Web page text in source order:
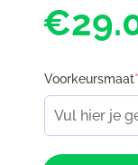
Voorkeursmaat*
Revit